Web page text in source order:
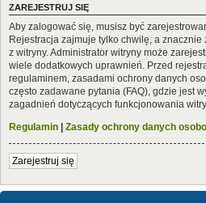
ZAREJESTRUJ SIĘ
Aby zalogować się, musisz być
Rejestracja zajmuje tylko chwilę, a
z witryny. Administrator witryny może
wiele dodatkowych uprawnień. Przed
regulaminem, zasadami ochrony danych
często zadawane pytania (FAQ), gdzie jest
zagadnień dotyczących funkcjonowania
Regulamin | Zasady ochrony danych
Zarejestruj się